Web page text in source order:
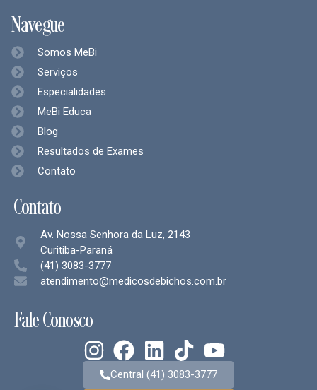
Navegue
Somos MeBi
Serviços
Especialidades
MeBi Educa
Blog
Resultados de Exames
Contato
Contato
Av. Nossa Senhora da Luz, 2143
Curitiba-Paraná
(41) 3083-3777
atendimento@medicosdebichos.com.br
Fale Conosco
Central (41) 3083-3777